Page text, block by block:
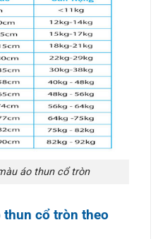
áo thun cổ tròn
thun cổ tròn theo